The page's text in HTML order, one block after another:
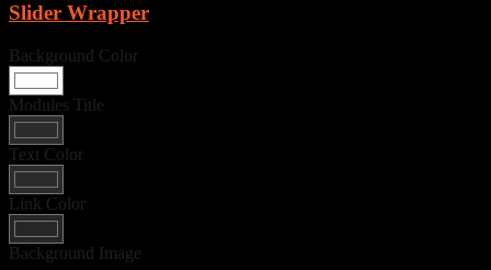
Slider Wrapper
Background Color
Modules Title
Text Color
Link Color
Background Image